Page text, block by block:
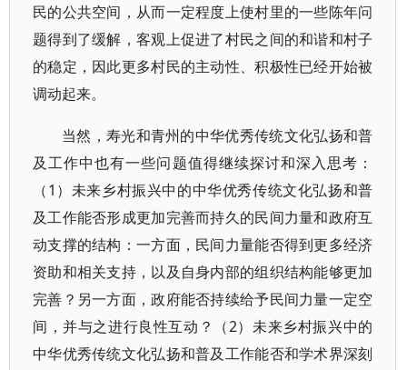
民的公共空间，从而一定程度上使村里的一些陈年问
题得到了缓解，客观上促进了村民之间的和谐和村子
的稳定，因此更多村民的主动性、积极性已经开始被
调动起来。
当然，寿光和青州的中华优秀传统文化弘扬和普
及工作中也有一些问题值得继续探讨和深入思考：
（1）未来乡村振兴中的中华优秀传统文化弘扬和普
及工作能否形成更加完善而持久的民间力量和政府互
动支撑的结构：一方面，民间力量能否得到更多经济
资助和相关支持，以及自身内部的组织结构能够更加
完善？另一方面，政府能否持续给予民间力量一定空
间，并与之进行良性互动？（2）未来乡村振兴中的
中华优秀传统文化弘扬和普及工作能否和学术界深刻